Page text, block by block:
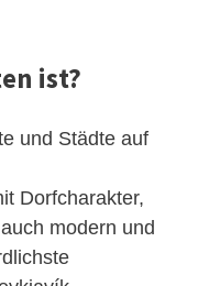
ist?
und Städte auf
Dorfcharakter,
modern und